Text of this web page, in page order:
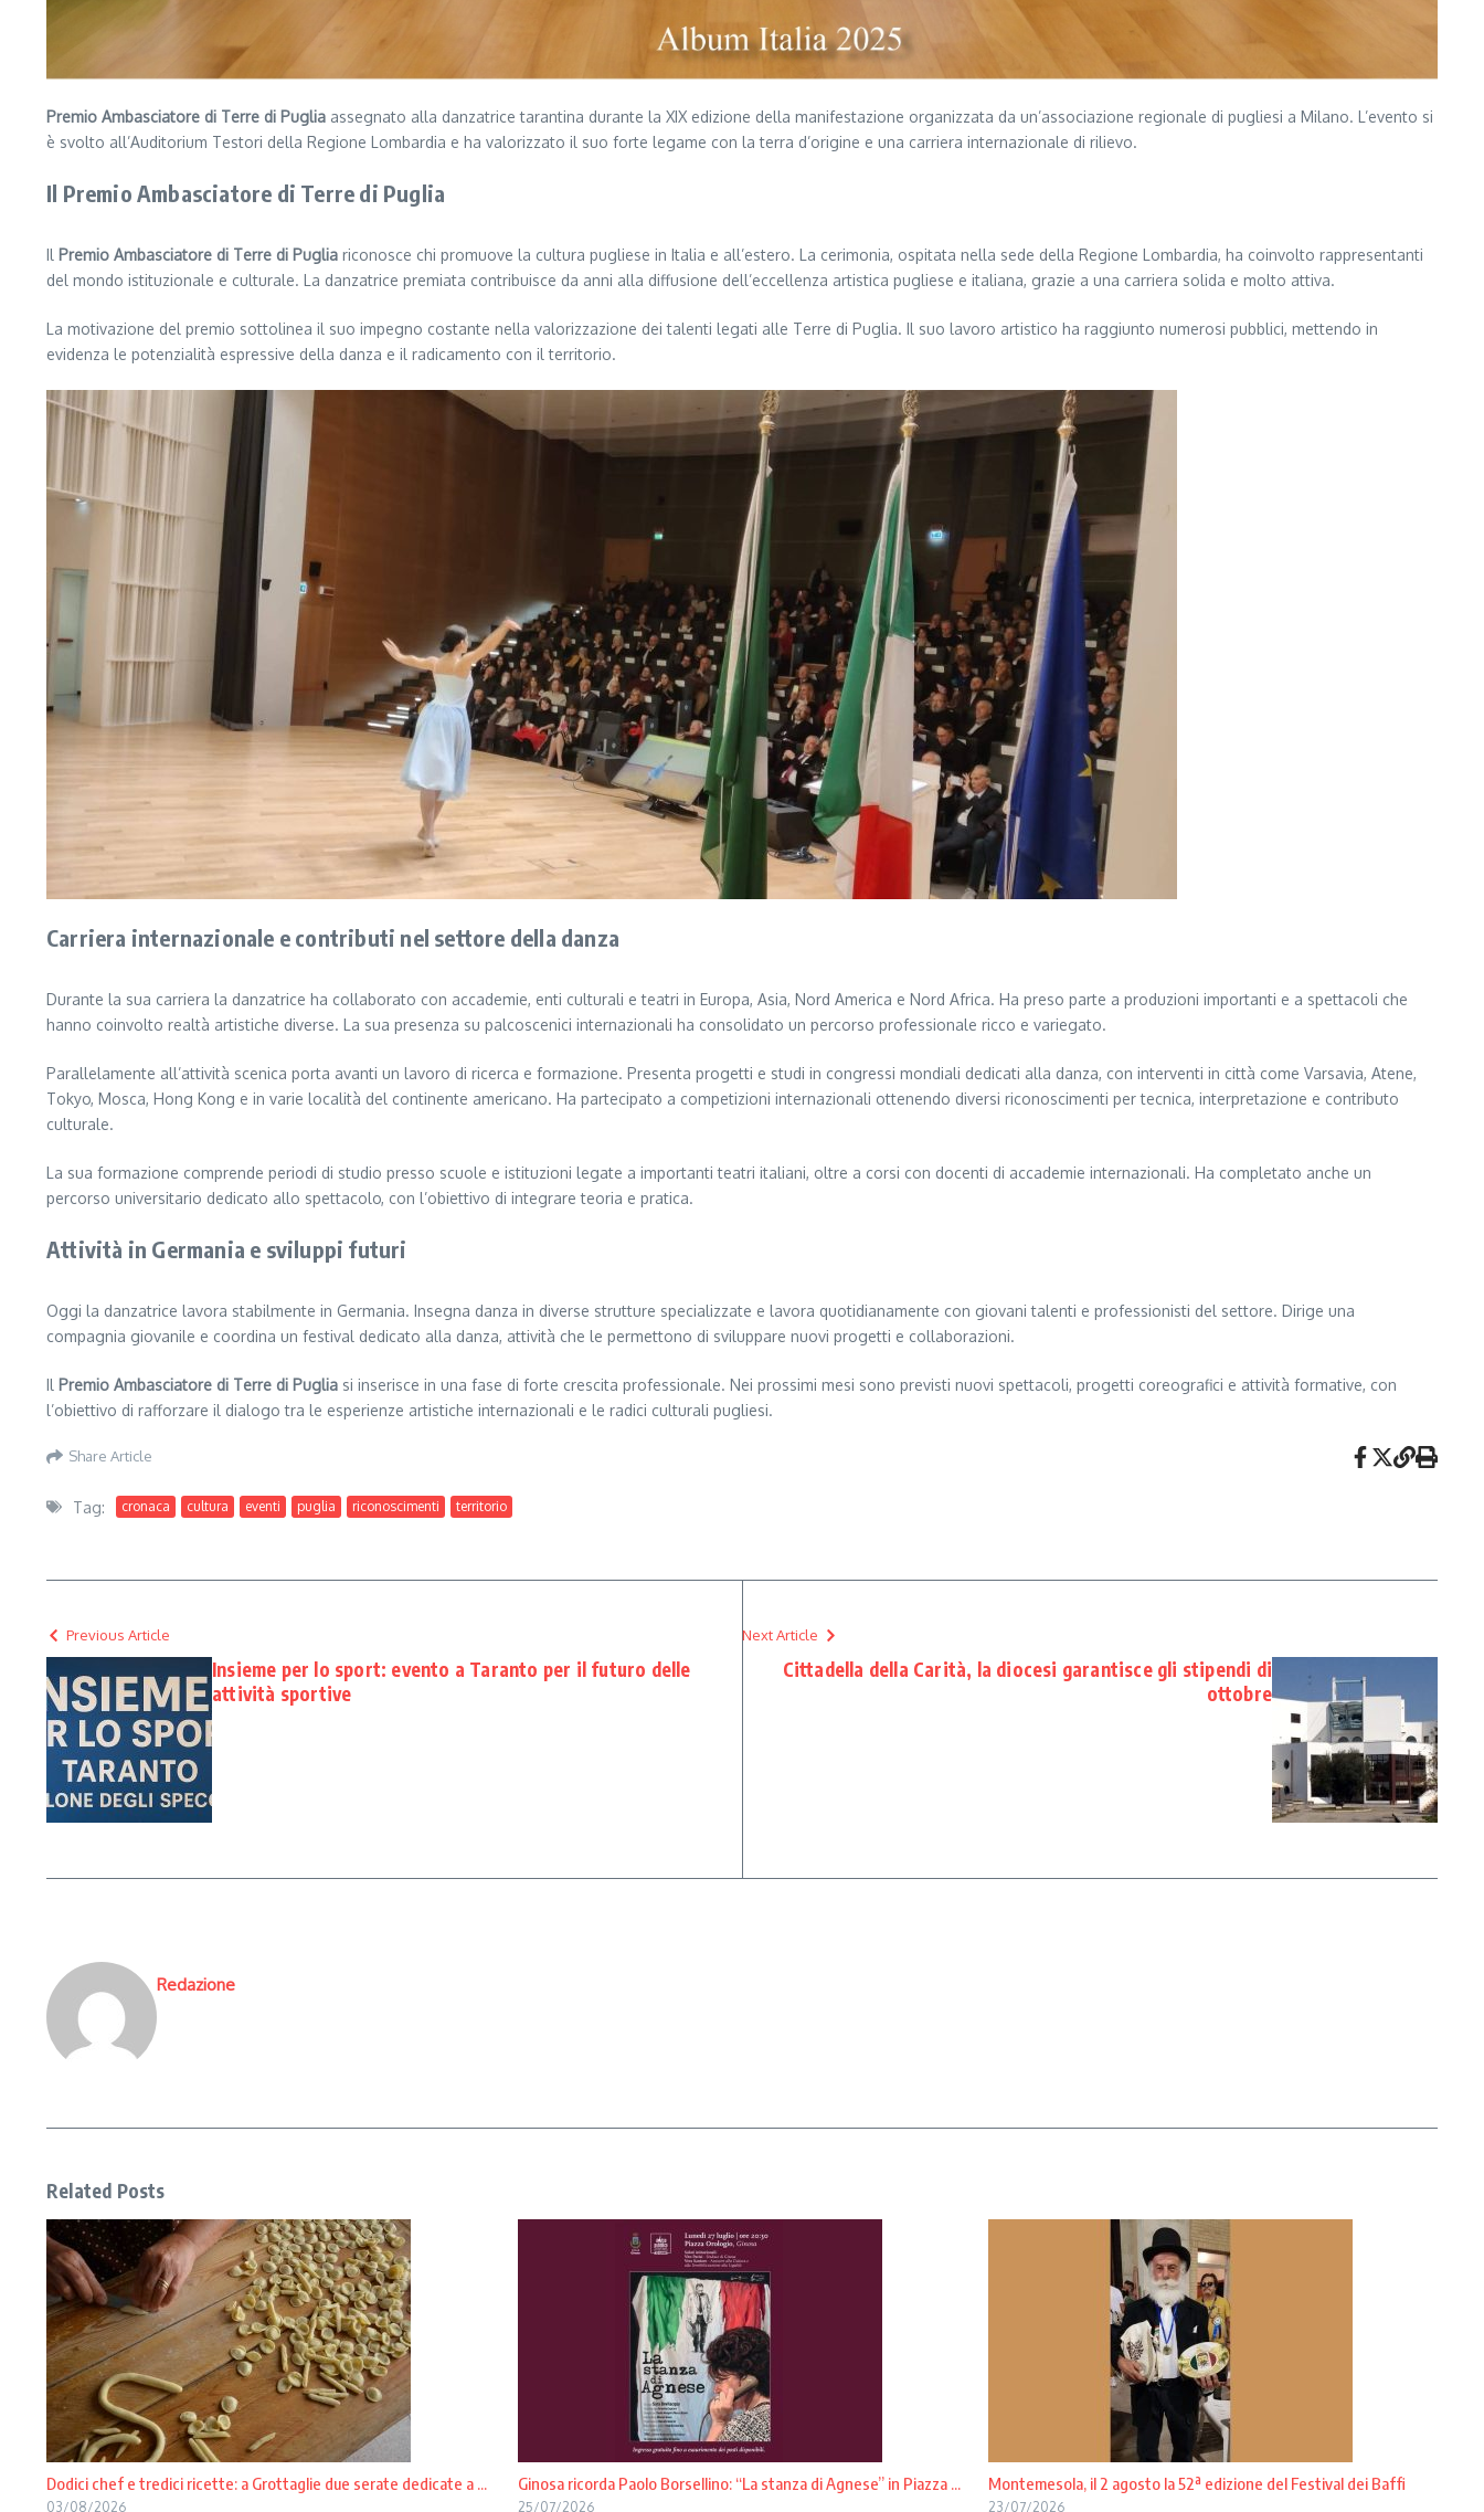
Premio Ambasciatore di Terre di Puglia assegnato alla danzatrice tarantina durante la XIX edizione della manifestazione organizzata da un’associazione regionale di pugliesi a Milano. L’evento si
è svolto all’Auditorium Testori della Regione Lombardia e ha valorizzato il suo forte legame con la terra d’origine e una carriera internazionale di rilievo.
Il Premio Ambasciatore di Terre di Puglia
Il Premio Ambasciatore di Terre di Puglia riconosce chi promuove la cultura pugliese in Italia e all’estero. La cerimonia, ospitata nella sede della Regione Lombardia, ha coinvolto rappresentanti
del mondo istituzionale e culturale. La danzatrice premiata contribuisce da anni alla diffusione dell’eccellenza artistica pugliese e italiana, grazie a una carriera solida e molto attiva.
La motivazione del premio sottolinea il suo impegno costante nella valorizzazione dei talenti legati alle Terre di Puglia. Il suo lavoro artistico ha raggiunto numerosi pubblici, mettendo in
evidenza le potenzialità espressive della danza e il radicamento con il territorio.
Carriera internazionale e contributi nel settore della danza
Durante la sua carriera la danzatrice ha collaborato con accademie, enti culturali e teatri in Europa, Asia, Nord America e Nord Africa. Ha preso parte a produzioni importanti e a spettacoli che
hanno coinvolto realtà artistiche diverse. La sua presenza su palcoscenici internazionali ha consolidato un percorso professionale ricco e variegato.
Parallelamente all’attività scenica porta avanti un lavoro di ricerca e formazione. Presenta progetti e studi in congressi mondiali dedicati alla danza, con interventi in città come Varsavia, Atene,
Tokyo, Mosca, Hong Kong e in varie località del continente americano. Ha partecipato a competizioni internazionali ottenendo diversi riconoscimenti per tecnica, interpretazione e contributo
culturale.
La sua formazione comprende periodi di studio presso scuole e istituzioni legate a importanti teatri italiani, oltre a corsi con docenti di accademie internazionali. Ha completato anche un
percorso universitario dedicato allo spettacolo, con l’obiettivo di integrare teoria e pratica.
Attività in Germania e sviluppi futuri
Oggi la danzatrice lavora stabilmente in Germania. Insegna danza in diverse strutture specializzate e lavora quotidianamente con giovani talenti e professionisti del settore. Dirige una
compagnia giovanile e coordina un festival dedicato alla danza, attività che le permettono di sviluppare nuovi progetti e collaborazioni.
Il Premio Ambasciatore di Terre di Puglia si inserisce in una fase di forte crescita professionale. Nei prossimi mesi sono previsti nuovi spettacoli, progetti coreografici e attività formative, con
l’obiettivo di rafforzare il dialogo tra le esperienze artistiche internazionali e le radici culturali pugliesi.
Share Article
Tag: cronaca cultura eventi puglia riconoscimenti territorio
Previous Article
Insieme per lo sport: evento a Taranto per il futuro delle
attività sportive
Next Article
Cittadella della Carità, la diocesi garantisce gli stipendi di
ottobre
Redazione
Related Posts
Dodici chef e tredici ricette: a Grottaglie due serate dedicate a ...
03/08/2026
Ginosa ricorda Paolo Borsellino: “La stanza di Agnese” in Piazza ...
25/07/2026
Montemesola, il 2 agosto la 52ª edizione del Festival dei Baffi
23/07/2026